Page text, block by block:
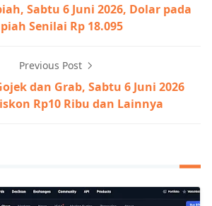
Sabtu 6 Juni 2026, Dolar pada
Senilai Rp 18.095
Previous Post
dan Grab, Sabtu 6 Juni 2026
Rp10 Ribu dan Lainnya